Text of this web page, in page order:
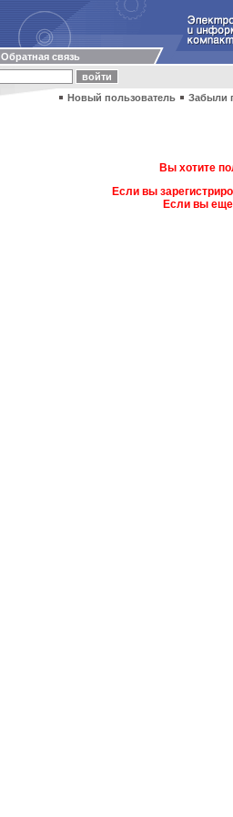
Обратная связь
Новый пользователь Забыли
Вы хотите
Если вы
Если вы еще